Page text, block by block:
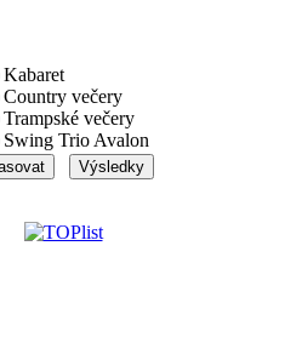
Kabaret
Country večery
Trampské večery
Swing Trio Avalon